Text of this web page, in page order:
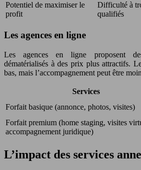
Potentiel de maximiser le
profit
Difficulté à
qualifiés
Les agences en ligne
Les agences en ligne proposent
dématérialisés à des prix plus attractifs.
bas, mais l’accompagnement peut être
Services
Forfait basique (annonce, photos, visites)
Forfait premium (home staging, visites
accompagnement juridique)
L’impact des services